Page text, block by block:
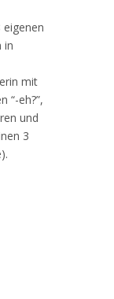
in
mit
“-eh?”,
und
3